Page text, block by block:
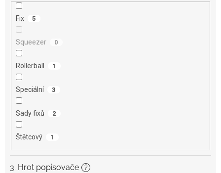
Fix 5
Squeezer 0
Rollerball 1
Speciální 3
Sady fixů 2
Štětcový 1
3. Hrot popisovače ?